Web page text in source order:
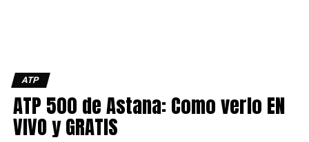
ATP
ATP 500 de Astana: Como verlo EN
VIVO y GRATIS